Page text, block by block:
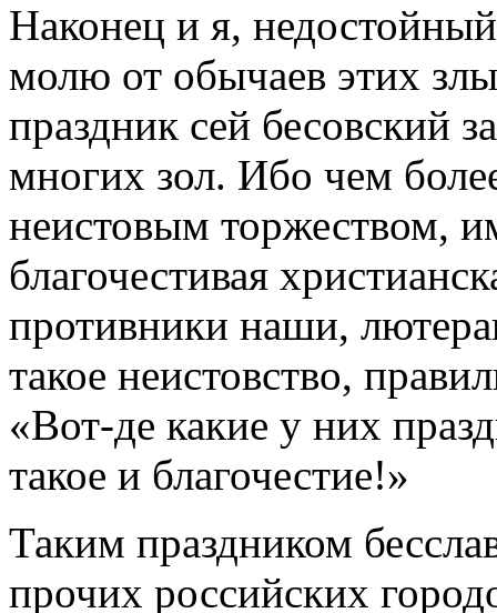
Наконец и я,
молю от обычаев этих
праздник сей бесовский
многих зол. Ибо чем
неистовым торжеством,
благочестивая
противники наши,
такое неистовство,
«Вот-де какие у них
такое и благочестие!»
Таким праздником
прочих российских